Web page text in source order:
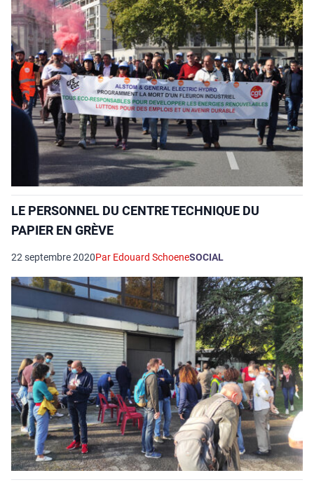
LE PERSONNEL DU CENTRE TECHNIQUE DU
PAPIER EN GRÈVE
22 septembre 2020Par Edouard SchoeneSOCIAL